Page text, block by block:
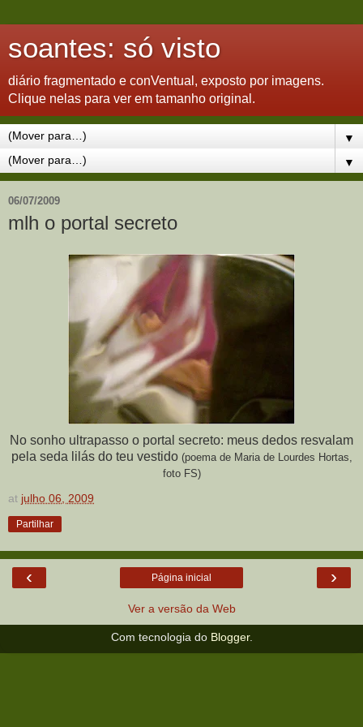
soantes: só visto
diário fragmentado e conVentual, exposto por imagens.
Clique nelas para ver em tamanho original.
▼
▼
06/07/2009
mlh o portal secreto
No sonho ultrapasso o portal secreto: meus dedos resvalam
pela seda lilás do teu vestido (poema de Maria de Lourdes Hortas,
foto FS)
at julho 06, 2009
Partilhar
‹ ›
Página inicial
Ver a versão da Web
Com tecnologia do Blogger.